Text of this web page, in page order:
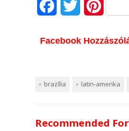
c
b
o
i
t
r
P
n
e
e
Facebook
brazília latin-amerika
Recommended